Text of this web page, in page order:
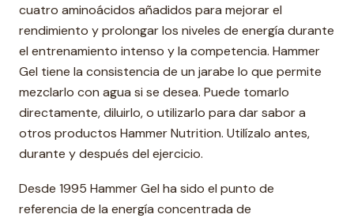
cuatro aminoácidos añadidos para mejorar el
rendimiento y prolongar los niveles de energía durante
el entrenamiento intenso y la competencia. Hammer
Gel tiene la consistencia de un jarabe lo que permite
mezclarlo con agua si se desea. Puede tomarlo
directamente, diluirlo, o utilizarlo para dar sabor a
otros productos Hammer Nutrition. Utilízalo antes,
durante y después del ejercicio.
Desde 1995 Hammer Gel ha sido el punto de
referencia de la energía concentrada de